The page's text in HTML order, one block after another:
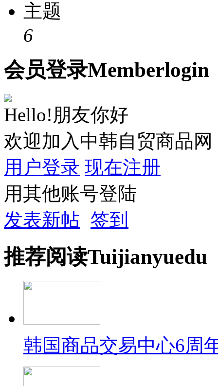
主题
6
会员登录Memberlogin
Hello!朋友你好
欢迎加入中韩自贸商品网
用户登录 现在注册
用其他账号登陆
发表新帖 签到
推荐阅读Tuijianyuedu
韩国商品交易中心6周